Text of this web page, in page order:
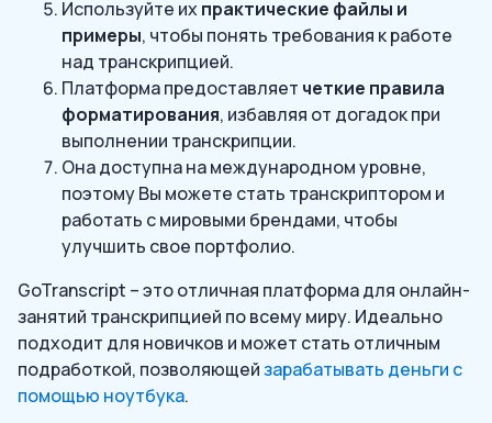
Используйте ихпрактические файлы и
примеры, чтобы понять требования к работе
над транскрипцией.
Платформа предоставляет четкие правила
форматирования, избавляя от догадок при
выполнении транскрипции.
Она доступна на международном уровне,
поэтому Вы можете стать транскриптором и
работать с мировыми брендами, чтобы
улучшить свое портфолио.
GoTranscript – это отличная платформа для онлайн-
занятий транскрипцией по всему миру. Идеально
подходит для новичков и может стать отличным
подработкой, позволяющейзарабатывать деньги с
помощью ноутбука.